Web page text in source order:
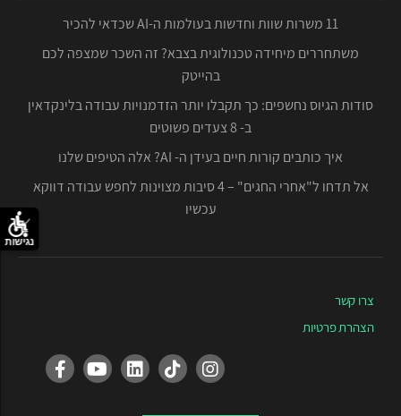
11 משרות שוות וחדשות בעולמות ה-AI שכדאי להכיר
משתחררים מיחידה טכנולוגית בצבא? זה השכר שמצפה לכם
בהייטק
סודות הגיוס נחשפים: כך תקבלו יותר הזדמנויות עבודה בלינקדאין
ב- 8 צעדים פשוטים
איך כותבים קורות חיים בעידן ה- AI? אלה הטיפים שלנו
אל תדחו ל"אחרי החגים" – 4 סיבות מצוינות לחפש עבודה דווקא
עכשיו
צרו קשר
הצהרת פרטיות
נגישות